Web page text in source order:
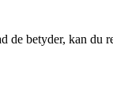
betyder, kan du